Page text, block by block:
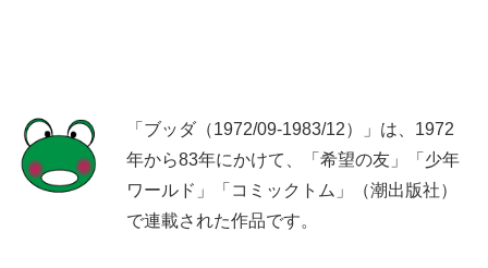
「ブッダ（1972/09-1983/12）」は、1972
年から83年にかけて、「希望の友」「少年
ワールド」「コミックトム」（潮出版社）
で連載された作品です。